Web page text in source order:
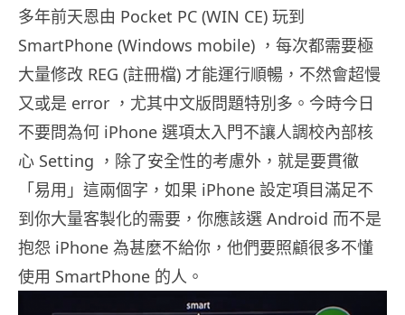
多年前天恩由 Pocket PC (WIN CE) 玩到
SmartPhone (Windows mobile) ，每次都需要極
大量修改 REG (註冊檔) 才能運行順暢，不然會超慢
又或是 error ，尤其中文版問題特別多。今時今日
不要問為何 iPhone 選項太入門不讓人調校內部核
心 Setting ，除了安全性的考慮外，就是要貫徹
「易用」這兩個字，如果 iPhone 設定項目滿足不
到你大量客製化的需要，你應該選 Android 而不是
抱怨 iPhone 為甚麼不給你，他們要照顧很多不懂
使用 SmartPhone 的人。